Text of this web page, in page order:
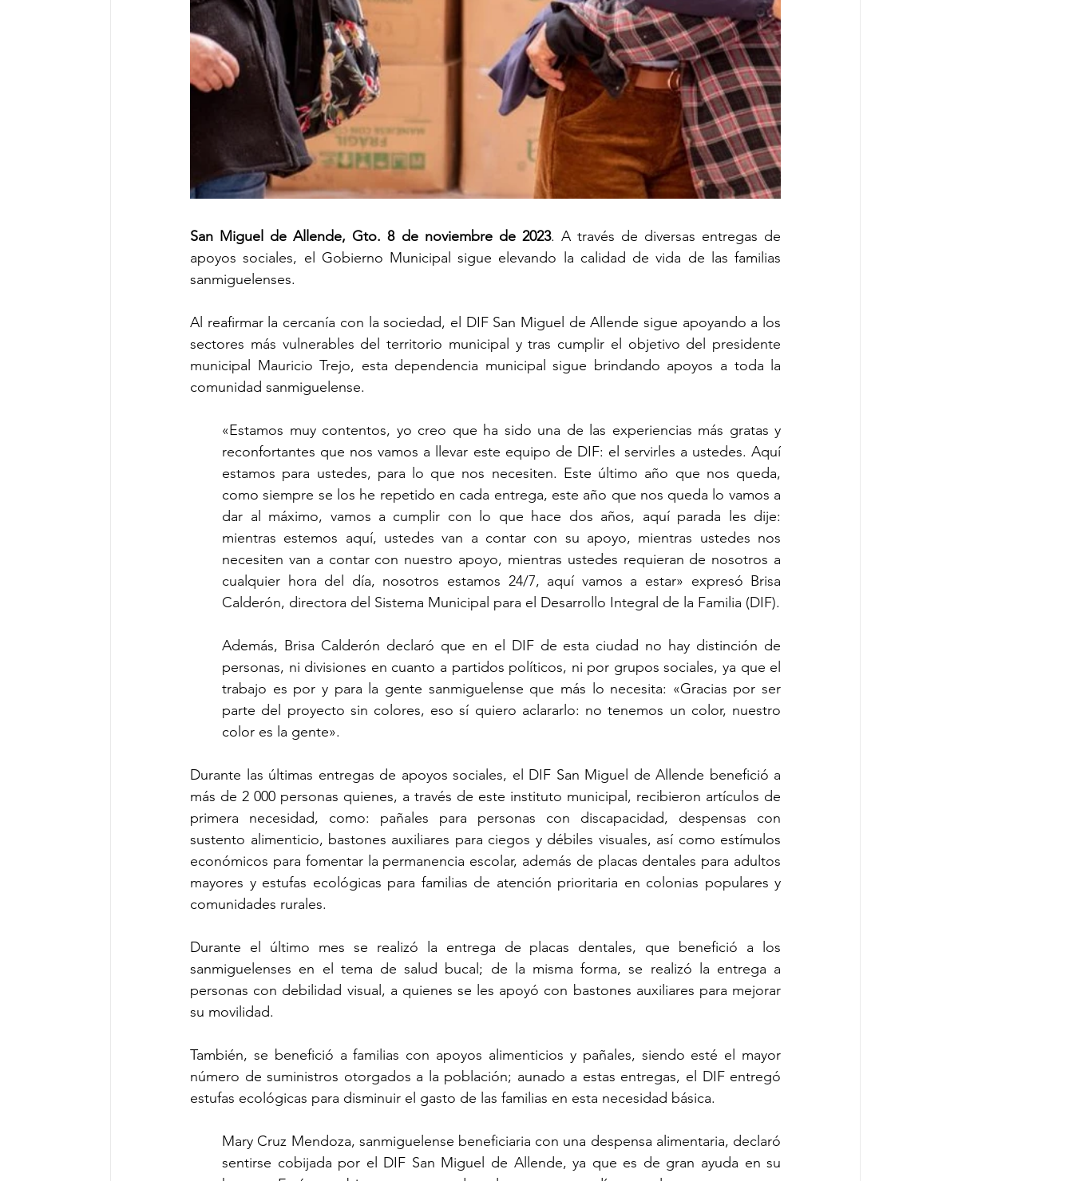
San Miguel de Allende, Gto. 8 de noviembre de 2023. A través de diversas entregas de
apoyos sociales, el Gobierno Municipal sigue elevando la calidad de vida de las familias
sanmiguelenses.
Al reafirmar la cercanía con la sociedad, el DIF San Miguel de Allende sigue apoyando a los
sectores más vulnerables del territorio municipal y tras cumplir el objetivo del presidente
municipal Mauricio Trejo, esta dependencia municipal sigue brindando apoyos a toda la
comunidad sanmiguelense.
«Estamos muy contentos, yo creo que ha sido una de las experiencias más gratas y
reconfortantes que nos vamos a llevar este equipo de DIF: el servirles a ustedes. Aquí
estamos para ustedes, para lo que nos necesiten. Este último año que nos queda,
como siempre se los he repetido en cada entrega, este año que nos queda lo vamos a
dar al máximo, vamos a cumplir con lo que hace dos años, aquí parada les dije:
mientras estemos aquí, ustedes van a contar con su apoyo, mientras ustedes nos
necesiten van a contar con nuestro apoyo, mientras ustedes requieran de nosotros a
cualquier hora del día, nosotros estamos 24/7, aquí vamos a estar» expresó Brisa
Calderón, directora del Sistema Municipal para el Desarrollo Integral de la Familia (DIF).
Además, Brisa Calderón declaró que en el DIF de esta ciudad no hay distinción de
personas, ni divisiones en cuanto a partidos políticos, ni por grupos sociales, ya que el
trabajo es por y para la gente sanmiguelense que más lo necesita: «Gracias por ser
parte del proyecto sin colores, eso sí quiero aclararlo: no tenemos un color, nuestro
color es la gente».
Durante las últimas entregas de apoyos sociales, el DIF San Miguel de Allende benefició a
más de 2 000 personas quienes, a través de este instituto municipal, recibieron artículos de
primera necesidad, como: pañales para personas con discapacidad, despensas con
sustento alimenticio, bastones auxiliares para ciegos y débiles visuales, así como estímulos
económicos para fomentar la permanencia escolar, además de placas dentales para adultos
mayores y estufas ecológicas para familias de atención prioritaria en colonias populares y
comunidades rurales.
Durante el último mes se realizó la entrega de placas dentales, que benefició a los
sanmiguelenses en el tema de salud bucal; de la misma forma, se realizó la entrega a
personas con debilidad visual, a quienes se les apoyó con bastones auxiliares para mejorar
su movilidad.
También, se benefició a familias con apoyos alimenticios y pañales, siendo esté el mayor
número de suministros otorgados a la población; aunado a estas entregas, el DIF entregó
estufas ecológicas para disminuir el gasto de las familias en esta necesidad básica.
Mary Cruz Mendoza, sanmiguelense beneficiaria con una despensa alimentaria, declaró
sentirse cobijada por el DIF San Miguel de Allende, ya que es de gran ayuda en su